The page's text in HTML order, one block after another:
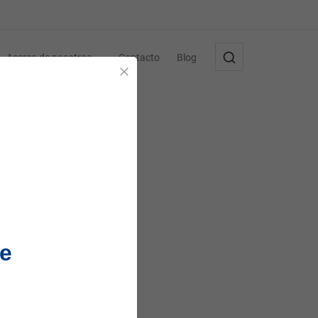
Acerca de nosotros Contacto Blog